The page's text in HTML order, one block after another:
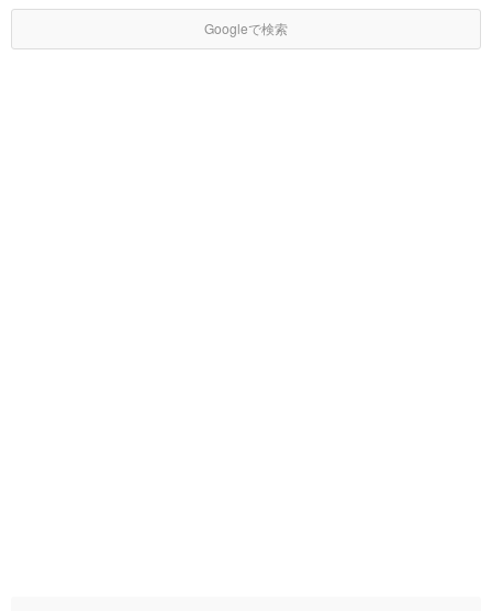
Googleで検索